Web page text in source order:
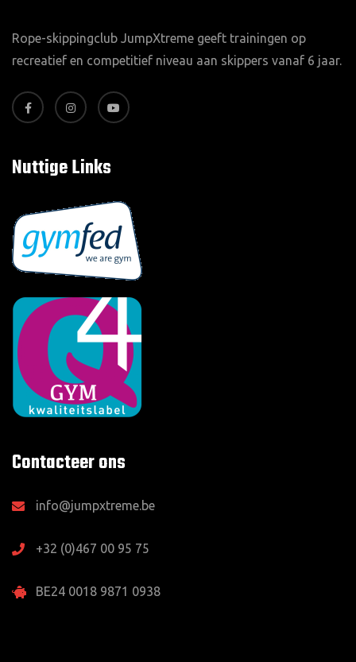
Rope-skippingclub JumpXtreme geeft trainingen op
recreatief en competitief niveau aan skippers vanaf 6 jaar.
Nuttige Links
Contacteer ons
info@jumpxtreme.be
+32 (0)467 00 95 75
BE24 0018 9871 0938